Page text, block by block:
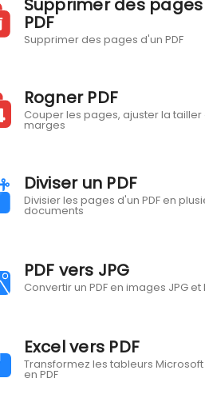
Supprimer des pages
PDF
Supprimer des pages d'un PDF
Rogner PDF
Couper les pages, ajuster la tailler
marges
Diviser un PDF
Divisier les pages d'un PDF en
documents
PDF vers JPG
Convertir un PDF en images JPG et
Excel vers PDF
Transformez les tableurs Microsoft
en PDF